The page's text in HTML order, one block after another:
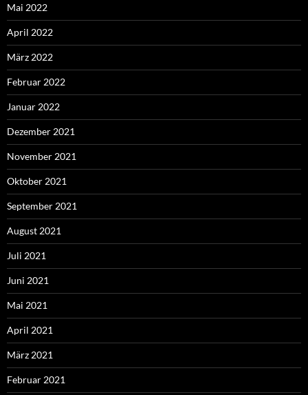
Mai 2022
April 2022
März 2022
Februar 2022
Januar 2022
Dezember 2021
November 2021
Oktober 2021
September 2021
August 2021
Juli 2021
Juni 2021
Mai 2021
April 2021
März 2021
Februar 2021